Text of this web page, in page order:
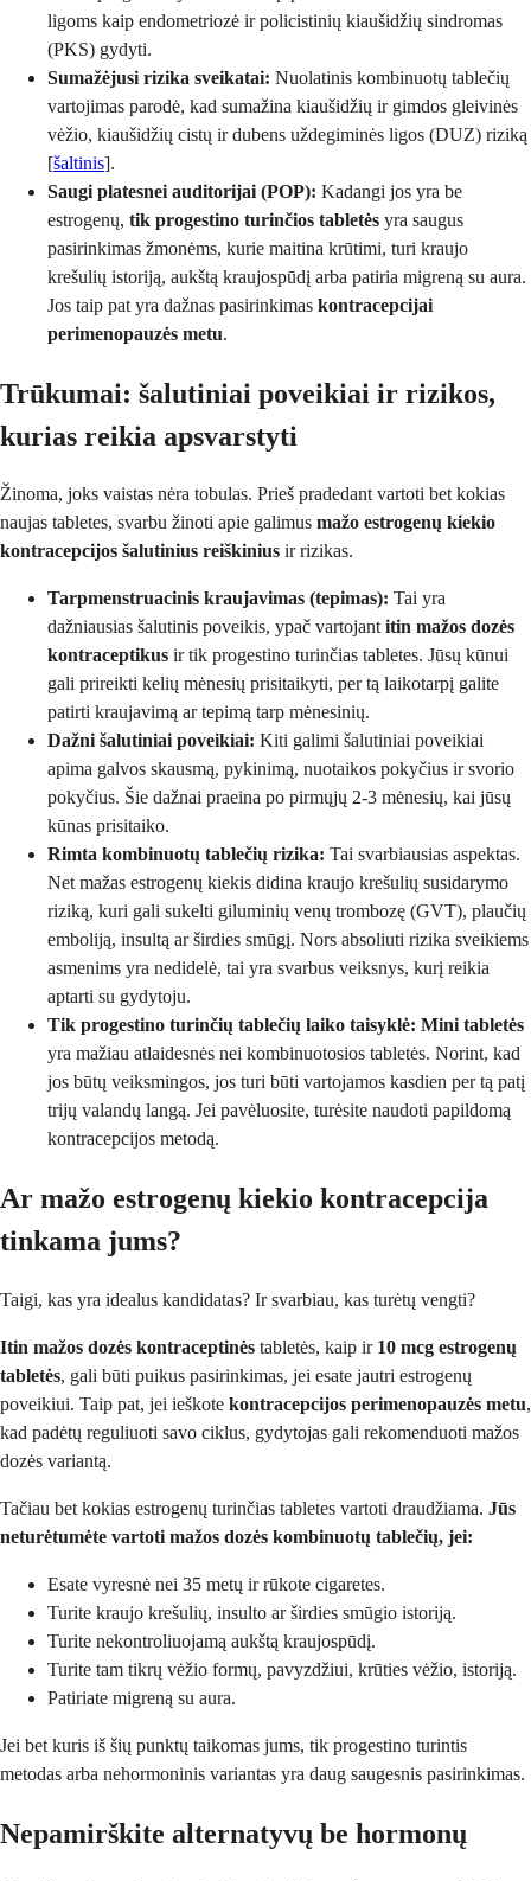
ligoms kaip endometriozė ir policistinių kiaušidžių sindromas
(PKS) gydyti.
Sumažėjusi rizika sveikatai: Nuolatinis kombinuotų tablečių
vartojimas parodė, kad sumažina kiaušidžių ir gimdos gleivinės
vėžio, kiaušidžių cistų ir dubens uždegiminės ligos (DUZ) riziką
[šaltinis].
Saugi platesnei auditorijai (POP): Kadangi jos yra be
estrogenų, tik progestino turinčios tabletės yra saugus
pasirinkimas žmonėms, kurie maitina krūtimi, turi kraujo
krešulių istoriją, aukštą kraujospūdį arba patiria migreną su aura.
Jos taip pat yra dažnas pasirinkimas kontracepcijai
perimenopauzės metu.
Trūkumai: šalutiniai poveikiai ir rizikos,
kurias reikia apsvarstyti
Žinoma, joks vaistas nėra tobulas. Prieš pradedant vartoti bet kokias
naujas tabletes, svarbu žinoti apie galimus mažo estrogenų kiekio
kontracepcijos šalutinius reiškinius ir rizikas.
Tarpmenstruacinis kraujavimas (tepimas): Tai yra
dažniausias šalutinis poveikis, ypač vartojantitin mažos dozės
kontraceptikus ir tik progestino turinčias tabletes. Jūsų kūnui
gali prireikti kelių mėnesių prisitaikyti, per tą laikotarpį galite
patirti kraujavimą ar tepimą tarp mėnesinių.
Dažni šalutiniai poveikiai: Kiti galimi šalutiniai poveikiai
apima galvos skausmą, pykinimą, nuotaikos pokyčius ir svorio
pokyčius. Šie dažnai praeina po pirmųjų 2-3 mėnesių, kai jūsų
kūnas prisitaiko.
Rimta kombinuotų tablečių rizika: Tai svarbiausias aspektas.
Net mažas estrogenų kiekis didina kraujo krešulių susidarymo
riziką, kuri gali sukelti giluminių venų trombozę (GVT), plaučių
emboliją, insultą ar širdies smūgį. Nors absoliuti rizika sveikiems
asmenims yra nedidelė, tai yra svarbus veiksnys, kurį reikia
aptarti su gydytoju.
Tik progestino turinčių tablečių laiko taisyklė: Mini tabletės
yra mažiau atlaidesnės nei kombinuotosios tabletės. Norint, kad
jos būtų veiksmingos, jos turi būti vartojamos kasdien per tą patį
trijų valandų langą. Jei pavėluosite, turėsite naudoti papildomą
kontracepcijos metodą.
Ar mažo estrogenų kiekio kontracepcija
tinkama jums?
Taigi, kas yra idealus kandidatas? Ir svarbiau, kas turėtų vengti?
Itin mažos dozės kontraceptinės tabletės, kaip ir 10 mcg estrogenų
tabletės, gali būti puikus pasirinkimas, jei esate jautri estrogenų
poveikiui. Taip pat, jei ieškote kontracepcijos perimenopauzės metu,
kad padėtų reguliuoti savo ciklus, gydytojas gali rekomenduoti mažos
dozės variantą.
Tačiau bet kokias estrogenų turinčias tabletes vartoti draudžiama. Jūs
neturėtumėte vartoti mažos dozės kombinuotų tablečių, jei:
Esate vyresnė nei 35 metų ir rūkote cigaretes.
Turite kraujo krešulių, insulto ar širdies smūgio istoriją.
Turite nekontroliuojamą aukštą kraujospūdį.
Turite tam tikrų vėžio formų, pavyzdžiui, krūties vėžio, istoriją.
Patiriate migreną su aura.
Jei bet kuris iš šių punktų taikomas jums, tik progestino turintis
metodas arba nehormoninis variantas yra daug saugesnis pasirinkimas.
Nepamirškite alternatyvų be hormonų